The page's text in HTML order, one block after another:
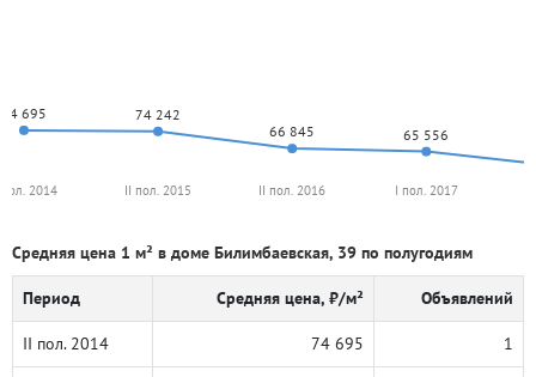
74 695
74 242
66 845
65 556
2014 II пол. 2015 II пол. 2016 I пол. 2017
Средняя цена 1 м² в доме Билимбаевская, 39 по полугодиям
Период Средняя цена, ₽/м² Объявлений
II пол. 2014 74 695 1